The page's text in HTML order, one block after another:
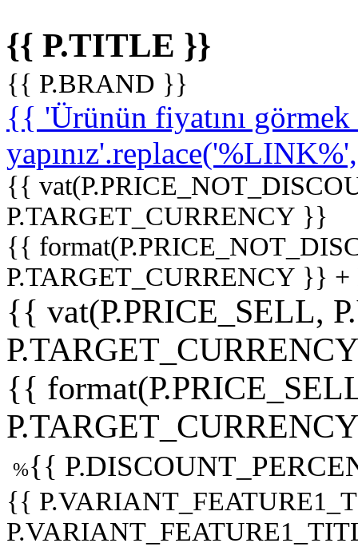
{{ P.TITLE }}
{{ P.BRAND }}
{{ 'Ürünün fiyatını
{{
P.TARGET_CURRENCY }}
{{
P.TARGET_CURRENCY }}
{{ vat(P.PRICE_SELL,
{{
%{{
{{